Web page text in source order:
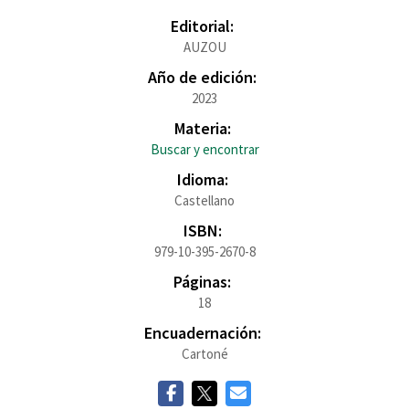
Editorial:
AUZOU
Año de edición:
2023
Materia:
Buscar y encontrar
Idioma:
Castellano
ISBN:
979-10-395-2670-8
Páginas:
18
Encuadernación:
Cartoné